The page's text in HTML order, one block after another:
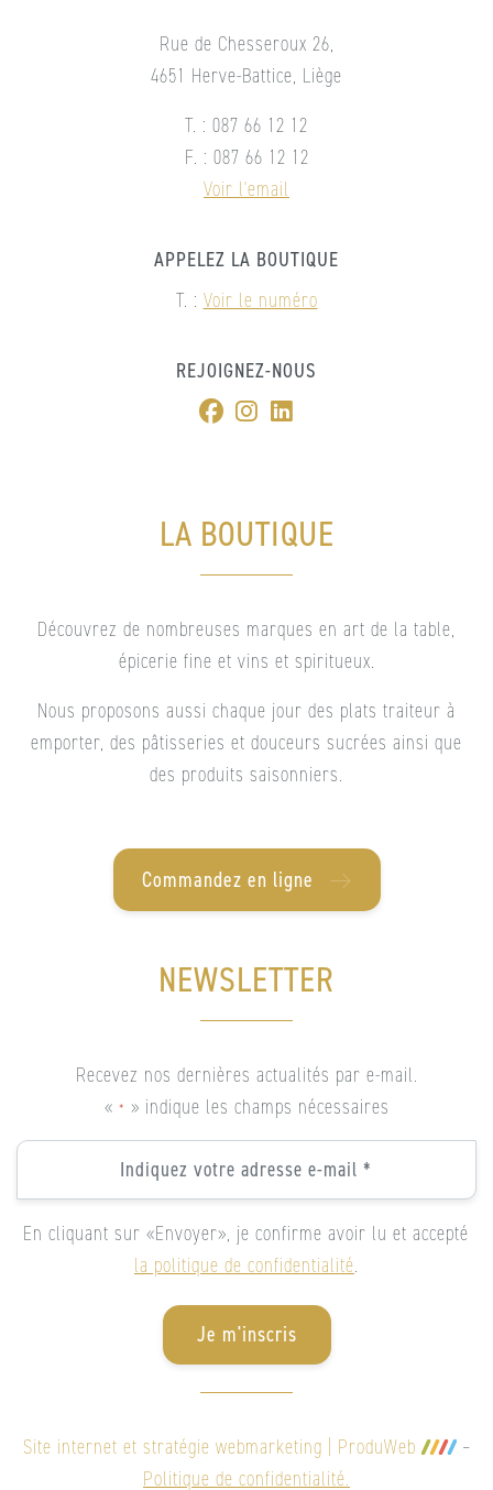
Rue de Chesseroux 26,
4651 Herve-Battice, Liège
T. : 087 66 12 12
F. : 087 66 12 12
Voir l'email
APPELEZ LA BOUTIQUE
T. : Voir le numéro
REJOIGNEZ-NOUS
LA BOUTIQUE
Découvrez de nombreuses marques en art de la table,
épicerie fine et vins et spiritueux.
Nous proposons aussi chaque jour des plats traiteur à
emporter, des pâtisseries et douceurs sucrées ainsi que
des produits saisonniers.
Commandez en ligne
NEWSLETTER
Recevez nos dernières actualités par e-mail.
« * » indique les champs nécessaires
Email
**
En cliquant sur «Envoyer», je confirme avoir lu et accepté
la politique de confidentialité.
Je m'inscris
Site internet et stratégie webmarketing | ProduWeb
–
Politique de confidentialité.